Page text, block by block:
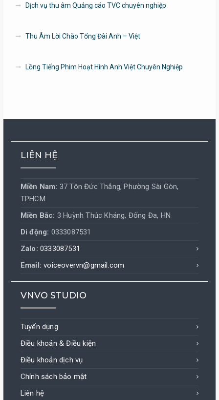
Dịch vụ thu âm Quảng cáo TVC chuyên nghiệp
Thu Âm Lời Chào Tổng Đài Anh – Việt
Lồng Tiếng Phim Hoạt Hình Anh Việt Chuyên Nghiệp
LIÊN HỆ
Miền Nam: 37 Tôn Đức Thắng, Phường Sài Gòn,
TPHCM
Miền Bắc: 3 Huỳnh Thúc Kháng, Đống Đa, HN
Di động: 0333087531
Zalo: 0333087531
Email: voiceovervn@gmail.com
VNVO STUDIO
Tuyển dụng
Điều khoản & Điều kiện
Điều khoản dịch vụ
Chính sách bảo mật
Liên hệ